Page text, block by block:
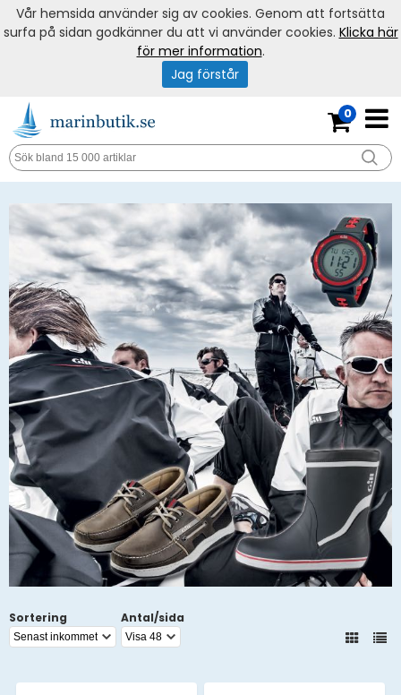
0
Sortering Antal/sida
Vår hemsida använder sig av cookies. Genom att fortsätta
surfa på sidan godkänner du att vi använder cookies. Klicka här
för mer information.
Jag förstår